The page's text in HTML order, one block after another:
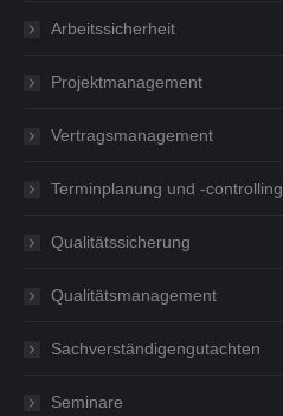
Arbeitssicherheit
Projektmanagement
Vertragsmanagement
Terminplanung und -controlling
Qualitätssicherung
Qualitätsmanagement
Sachverständigengutachten
Seminare